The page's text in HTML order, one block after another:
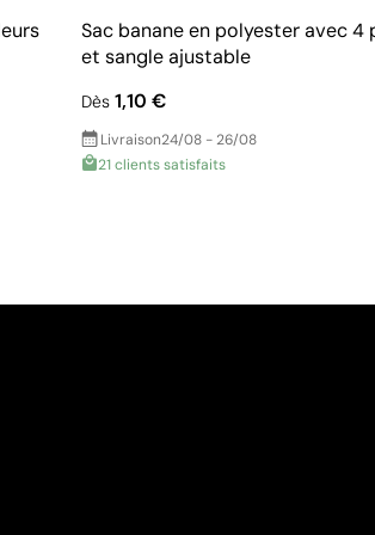
Sac banane en polyester avec 4
et sangle ajustable
Dès 1,10 €
Livraison24/08 - 26/08
21 clients satisfaits